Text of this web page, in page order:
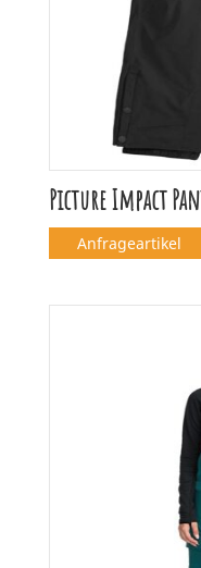
Picture Impact
Anfrageartikel